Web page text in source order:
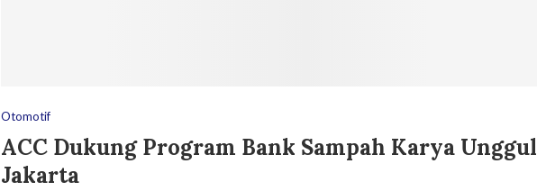
Otomotif
ACC Dukung Program Bank Sampah Karya Unggul
Jakarta